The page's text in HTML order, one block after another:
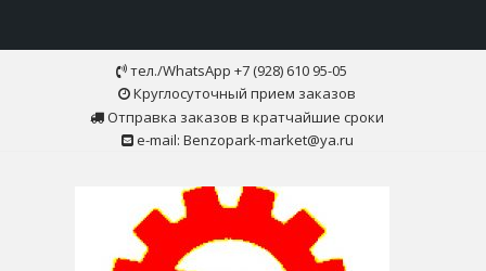
тел./WhatsApp +7 (928) 610 95-05
Круглосуточный прием заказов
Отправка заказов в кратчайшие сроки
e-mail: Benzopark-market@ya.ru